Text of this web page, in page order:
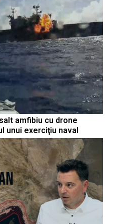
amfibiu cu drone
unui exerciţiu naval